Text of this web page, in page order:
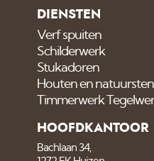
DIENSTEN
Verf spuiten
Schilderwerk
Stukadoren
Houten en
Timmerwerk
HOOFDKANTOOR
Bachlaan 34,